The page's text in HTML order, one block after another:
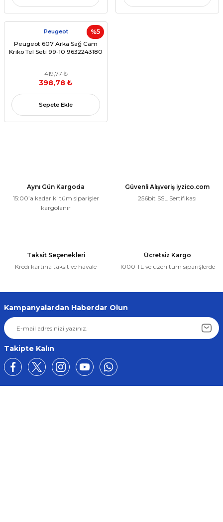
%5
Peugeot
Peugeot 607 Arka Sağ Cam
Kriko Tel Seti 99-10 9632243180
419,77 ₺
398,78 ₺
Sepete Ekle
Aynı Gün Kargoda
15:00’a kadar ki tüm siparişler
kargolanır
Güvenli Alışveriş iyzico.com
256bit SSL Sertifikası
Taksit Seçenekleri
Kredi kartına taksit ve havale
Ücretsiz Kargo
1000 TL ve üzeri tüm siparişlerde
Kampanyalardan Haberdar Olun
Takipte Kalın